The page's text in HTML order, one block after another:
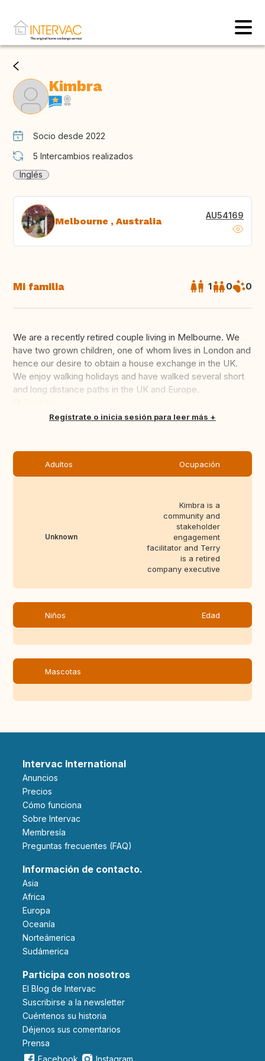
Kimbra
Socio desde 2022
5 Intercambios realizados
Inglés
Melbourne , Australia AU54169
Mi familia 1 0 0
We are a recently retired couple living in Melbourne. We
have two grown children, one of whom lives in London and
hence our desire to obtain a house exchange in the UK.
We enjoy walking holidays and have walked several short
and long distance paths in the UK and Europe.
Regístrate o inicia sesión para leer más
Adultos Ocupación
Unknown
Kimbra is a
community and
stakeholder
engagement
facilitator and Terry
is a retired
company executive
Niños Edad
Mascotas
Intervac International
Anuncios
Precios
Cómo funciona
Sobre Intervac
Membresía
Preguntas frecuentes (FAQ)
Información de contacto.
Asia
Africa
Europa
Oceanía
Norteámerica
Sudámerica
Participa con nosotros
El Blog de Intervac
Suscribirse a la newsletter
Cuéntenos su historia
Déjenos sus comentarios
Prensa